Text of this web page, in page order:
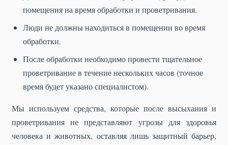
помещения на время обработки и проветривания.
Люди не должны находиться в помещении во время
обработки.
После обработки необходимо провести тщательное
проветривание в течение нескольких часов (точное
время будет указано специалистом).
Мы используем средства, которые после высыхания и
проветривания не представляют угрозы для здоровья
человека и животных, оставляя лишь защитный барьер,